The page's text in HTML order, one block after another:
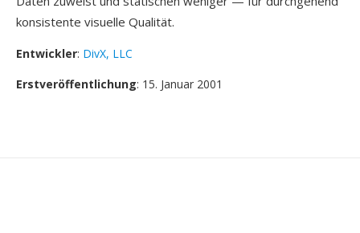
konsistente visuelle Qualität.
Entwickler: DivX, LLC
Erstveröffentlichung: 15. Januar 2001